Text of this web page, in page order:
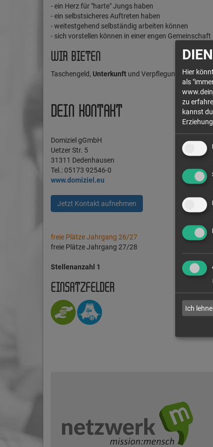
- ein Herz für "harte" Jungs haben
- ein selbstsicheres Auftreten haben
- weitestgehend selbständig arbeiten können
- sich vorstellen können in einer engen
WIR BIETEN
Taschengeld, Unterkunft und Verpflegung.
DEIN KONTAKT
Domiziel gGmbH
Uetzer Str. 5
31311 Dedenhausen
Tel.: 05173 92546-0
www.domiziel.eu
Jetzt Kontakt aufnehmen
freie Plätze Jahrgang 26/27
freie Plätze Jahrgang 27/28
Stellenanzahl 1
EINSATZFELDER
Hier
als
zu
kannst
Ich